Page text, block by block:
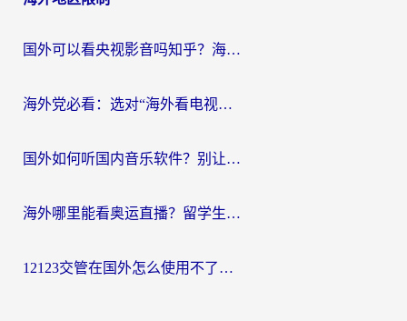
国外可以看央视影音吗知乎？海外党亲测有效的回国加速方案
海外党必看：选对“海外看电视剧软件”，再也不用愁国内剧刷不了
国外如何听国内音乐软件？别让地域限制，断了你的中文歌单
海外哪里能看奥运直播？留学生&海外华人必看的体育赛事观赛终极指南
12123交管在国外怎么使用不了？海外华人必看的无缝访问国内资源指南